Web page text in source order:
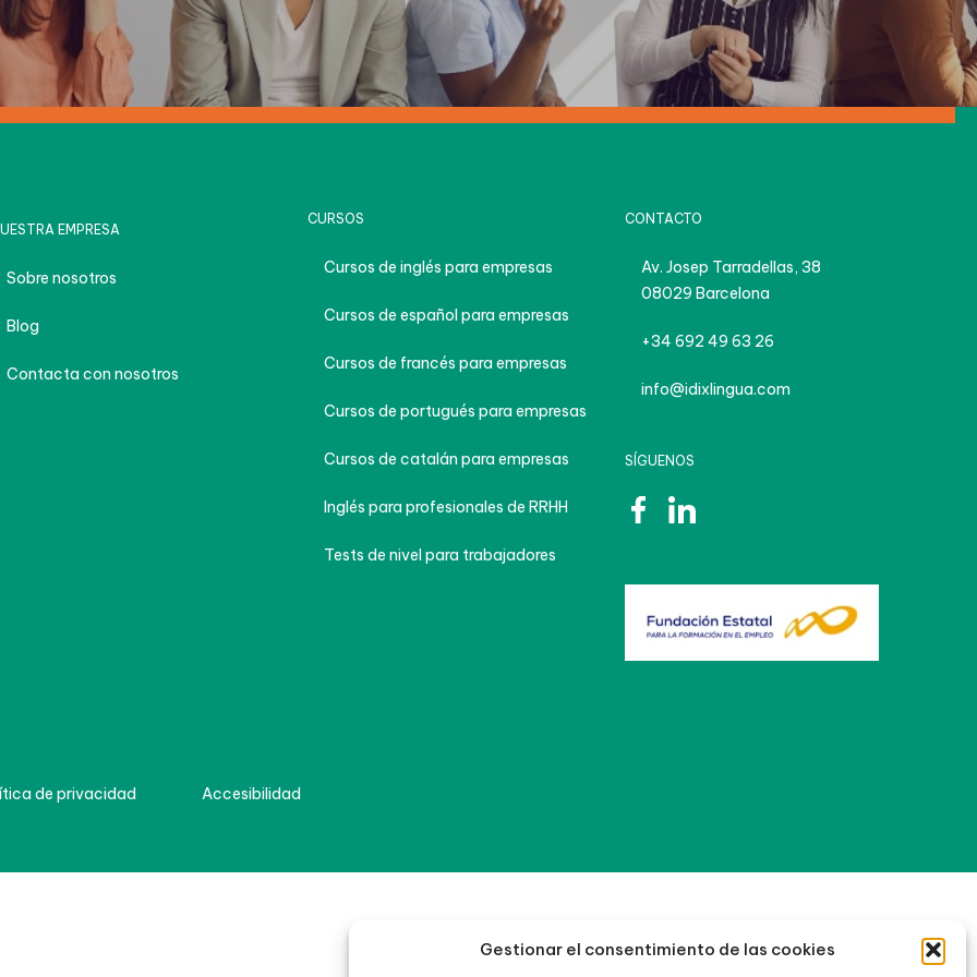
Gestionar el consentimiento de las cookies
EMPRESA
Sobre nosotros
Blog
Contacta con nosotros
CURSOS
Cursos de inglés para empresas
Cursos de español para empresas
Cursos de francés para empresas
Cursos de portugués para empresas
Cursos de catalán para empresas
Inglés para profesionales de RRHH
Tests de nivel para trabajadores
CONTACTO
Av. Josep Tarradellas, 38
08029 Barcelona
+34 692 49 63 26
info@idixlingua.com
SÍGUENOS
de privacidad Accesibilidad